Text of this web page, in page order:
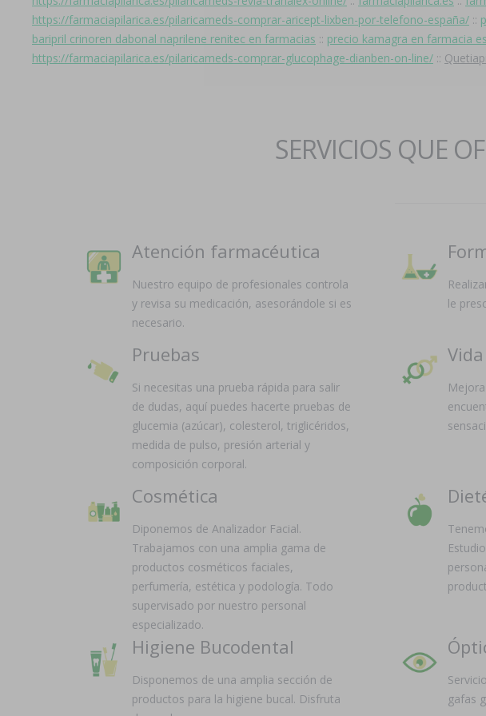
https://farmaciapilarica.es/pilaricameds-comprar-aricept-lixben-por-telefono-españa/ ::
baripril crinoren dabonal naprilene renitec en farmacias :: precio kamagra en farmacia
https://farmaciapilarica.es/pilaricameds-comprar-glucophage-dianben-on-line/ ::
SERVICIOS QUE
Atención farmacéutica
Nuestro equipo de profesionales controla
y revisa su medicación, asesorándole si es
necesario.
le
Pruebas
Si necesitas una prueba rápida para salir
de dudas, aquí puedes hacerte pruebas de
glucemia (azúcar), colesterol, triglicéridos,
medida de pulso, presión arterial y
composición corporal.
Cosmética
Diponemos de Analizador Facial.
Trabajamos con una amplia gama de
productos cosméticos faciales,
perfumería, estética y podología. Todo
supervisado por nuestro personal
especializado.
Higiene Bucodental
Disponemos de una amplia sección de
productos para la higiene bucal. Disfruta
gafas